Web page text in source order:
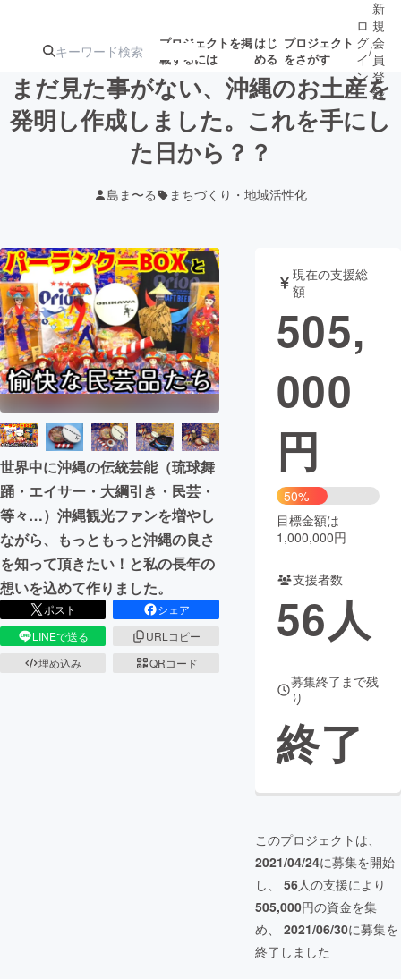
プロジェクトを掲
載するには
はじ
める
プロジェクト
をさがす
注目の新着プロ募集終了が近いプ
テクノロジー・ガジェット
映像・映画 書籍・雑誌
ビジネス・起業 チャレンジ
まちづくり・地域活性化
CAMPFIRE for Social Good
CAMPFIRE Creation
CAMPFIREふるさと納税machi-ya コミュニティ
ロ
グ
イ
ン
/
新
規
会
員
登
録
まだ見た事がない、沖縄のお土産を
発明し作成しました。これを手にし
た日から？？
島ま〜る まちづくり・地域活性化
世界中に沖縄の伝統芸能（琉球舞
踊・エイサー・大綱引き・民芸・
等々…）沖縄観光ファンを増やし
ながら、もっともっと沖縄の良さ
を知って頂きたい！と私の長年の
想いを込めて作りました。
ポスト
シェア
LINEで送る
URLコピー
埋め込み
QRコード
現在の支援総
額
505,
000
円
50%
目標金額は
1,000,000円
支援者数
56人
募集終了まで残
り
終了
このプロジェクトは、
2021/04/24に募集を開始
し、 56人の支援により
505,000円の資金を集
め、 2021/06/30に募集を
終了しました